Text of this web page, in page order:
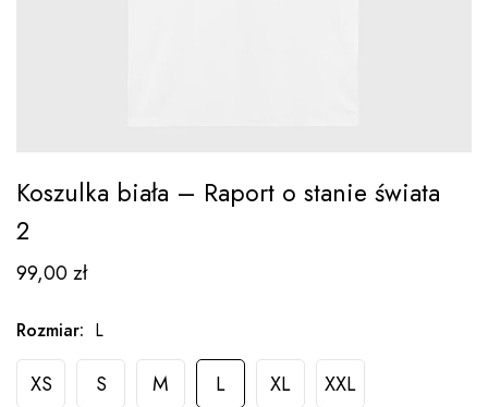
Koszulka biała – Raport o stanie świata
2
99,00zł
Rozmiar: L
XS S M L XL XXL